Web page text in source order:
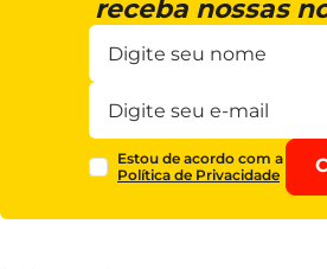
receba nossas
Estou de acordo com a
Política de Privacidade